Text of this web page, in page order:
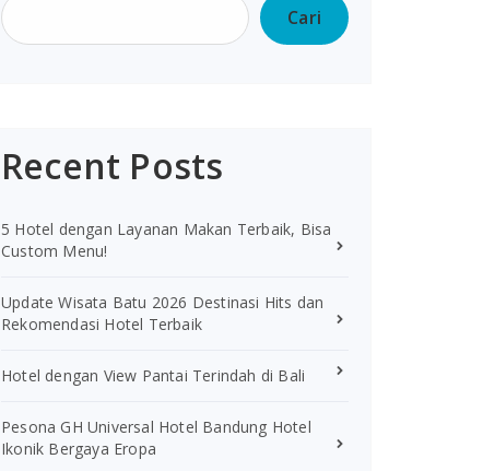
Cari
Recent Posts
5 Hotel dengan Layanan Makan Terbaik, Bisa
Custom Menu!
Update Wisata Batu 2026 Destinasi Hits dan
Rekomendasi Hotel Terbaik
Hotel dengan View Pantai Terindah di Bali
Pesona GH Universal Hotel Bandung Hotel
Ikonik Bergaya Eropa